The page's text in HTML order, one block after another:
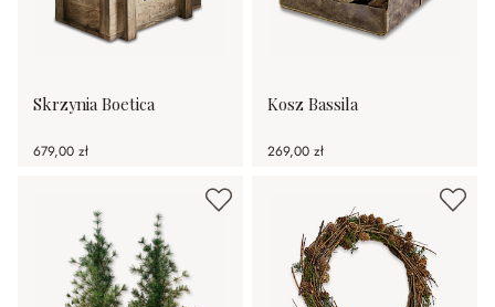
Skrzynia Boetica
679,00 zł
Kosz Bassila
269,00 zł